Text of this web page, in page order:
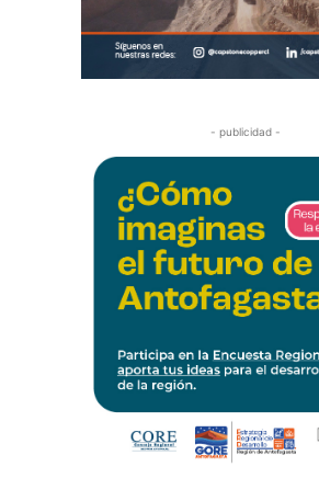
- publicidad -